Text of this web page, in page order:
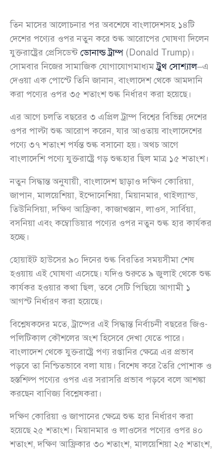
তিন মাসের আলোচনার পর অবশেষে বাংলাদেশসহ ১৪টি
দেশের পণ্যের ওপর নতুন করে শুল্ক আরোপের ঘোষণা দিলেন
যুক্তরাষ্ট্রের প্রেসিডেন্ট ডোনাল্ড ট্রাম্প (Donald Trump)।
সোমবার নিজের সামাজিক যোগাযোগমাধ্যমট্রুথ সোশ্যাল–এ
দেওয়া এক পোস্টে তিনি জানান, বাংলাদেশ থেকে আমদানি
করা পণ্যের ওপর ৩৫ শতাংশ শুল্ক নির্ধারণ করা হয়েছে।
এর আগে চলতি বছরের ৩ এপ্রিল ট্রাম্প বিশ্বের বিভিন্ন দেশের
ওপর পাল্টা শুল্ক আরোপ করেন, যার আওতায় বাংলাদেশের
পণ্যে ৩৭ শতাংশ পর্যন্ত শুল্ক বসানো হয়। অথচ আগে
বাংলাদেশি পণ্যে যুক্তরাষ্ট্রে গড় শুল্কহার ছিল মাত্র ১৫ শতাংশ।
নতুন সিদ্ধান্ত অনুযায়ী, বাংলাদেশ ছাড়াও দক্ষিণ কোরিয়া,
জাপান, মালয়েশিয়া, ইন্দোনেশিয়া, মিয়ানমার, থাইল্যান্ড,
তিউনিসিয়া, দক্ষিণ আফ্রিকা, কাজাখস্তান, লাওস, সার্বিয়া,
বসনিয়া এবং কম্বোডিয়ার পণ্যের ওপর নতুন শুল্ক হার কার্যকর
হচ্ছে।
হোয়াইট হাউসের ৯০ দিনের শুল্ক বিরতির সময়সীমা শেষ
হওয়ায় এই ঘোষণা এসেছে। যদিও শুরুতে ৯ জুলাই থেকে শুল্ক
কার্যকর হওয়ার কথা ছিল, তবে সেটি পিছিয়ে আগামী ১
আগস্ট নির্ধারণ করা হয়েছে।
বিশ্লেষকদের মতে, ট্রাম্পের এই সিদ্ধান্ত নির্বাচনী বছরের জিও-
পলিটিকাল কৌশলের অংশ হিসেবে দেখা যেতে পারে।
বাংলাদেশ থেকে যুক্তরাষ্ট্রে পণ্য রপ্তানির ক্ষেত্রে এর প্রভাব
পড়বে তা নিশ্চিতভাবে বলা যায়। বিশেষ করে তৈরি পোশাক ও
হস্তশিল্প পণ্যের ওপর এর সরাসরি প্রভাব পড়বে বলে আশঙ্কা
করছেন বাণিজ্য বিশ্লেষকরা।
দক্ষিণ কোরিয়া ও জাপানের ক্ষেত্রে শুল্ক হার নির্ধারণ করা
হয়েছে ২৫ শতাংশ। মিয়ানমার ও লাওসের পণ্যের ওপর ৪০
শতাংশ, দক্ষিণ আফ্রিকার ৩০ শতাংশ, মালয়েশিয়া ২৫ শতাংশ,